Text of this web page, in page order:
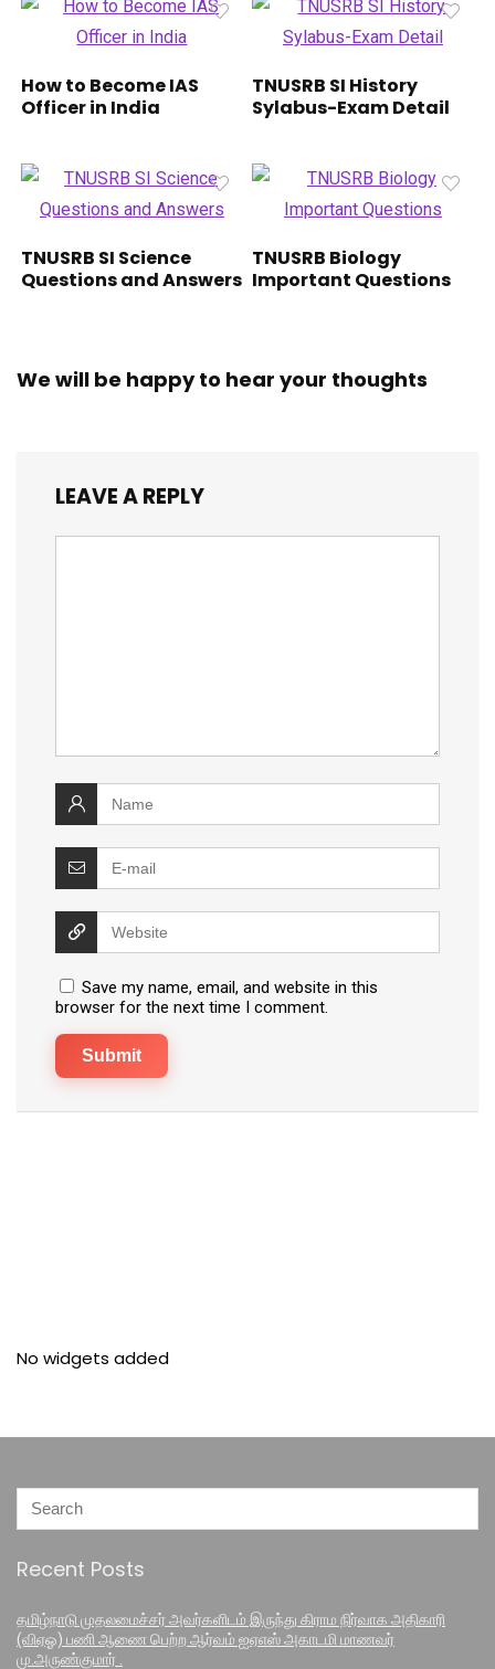
How to Become IAS
Officer in India
TNUSRB SI History
Sylabus-Exam Detail
TNUSRB SI Science
Questions and Answers
TNUSRB Biology
Important Questions
We will be happy to hear your thoughts
LEAVE A REPLY
Save my name, email, and website in this
browser for the next time I comment.
No widgets added
Recent Posts
தமிழ்நாடு முதலமைச்சர் அவர்களிடம் இருந்து கிராம நிர்வாக அதிகாரி
(விஏஓ) பணி ஆணை பெற்ற ஆர்வம் ஐஏஎஸ் அகாடமி மாணவர்
மு.அருண்குமார் .